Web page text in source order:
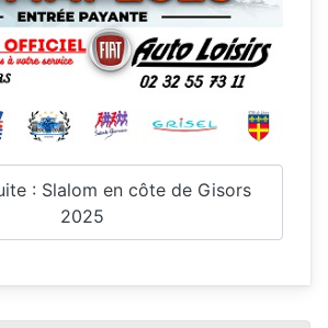
: Slalom en côte de Gisors
2025